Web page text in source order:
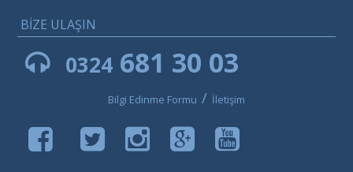
BİZE ULAŞIN
0324 681 30 03
Bilgi Edinme Formu / İletişim